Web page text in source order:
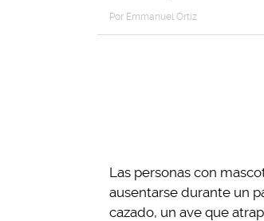
Por Emmanuel Ortiz
Las personas con
ausentarse durante un
cazado, un ave que